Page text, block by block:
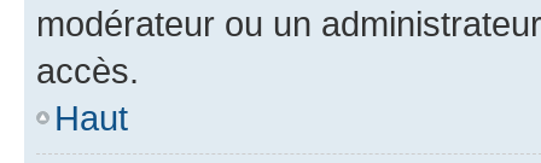
modérateur ou un
accès.
Haut